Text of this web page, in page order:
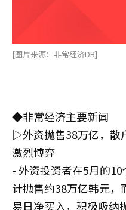
[图片来源：非常经济DB]
◆非常经济主要新闻
▷外资抛售38万亿，
激烈博弈
- 外资投资者在5月的
计抛售约38万亿韩元，
易日净买入，积极吸纳